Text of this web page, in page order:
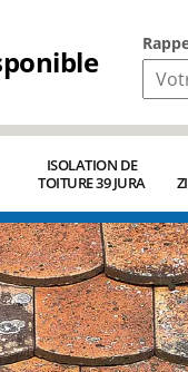
ISOLATION DE
TOITURE 39 JURA